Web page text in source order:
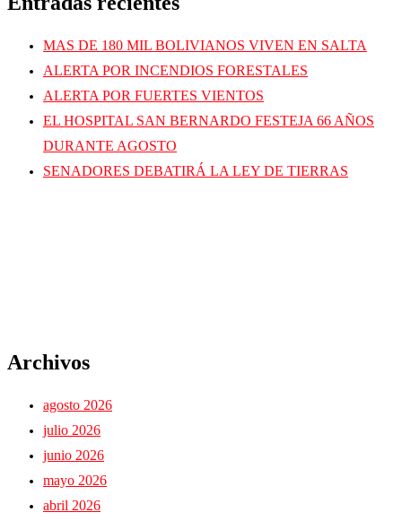
MAS DE 180 MIL BOLIVIANOS VIVEN EN SALTA
ALERTA POR INCENDIOS FORESTALES
ALERTA POR FUERTES VIENTOS
EL HOSPITAL SAN BERNARDO FESTEJA 66 AÑOS
DURANTE AGOSTO
SENADORES DEBATIRÁ LA LEY DE TIERRAS
Archivos
agosto 2026
julio 2026
junio 2026
mayo 2026
abril 2026